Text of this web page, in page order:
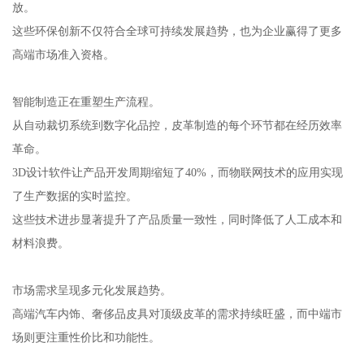
放。
这些环保创新不仅符合全球可持续发展趋势，也为企业赢得了更多
高端市场准入资格。
智能制造正在重塑生产流程。
从自动裁切系统到数字化品控，皮革制造的每个环节都在经历效率
革命。
3D设计软件让产品开发周期缩短了40%，而物联网技术的应用实现
了生产数据的实时监控。
这些技术进步显著提升了产品质量一致性，同时降低了人工成本和
材料浪费。
市场需求呈现多元化发展趋势。
高端汽车内饰、奢侈品皮具对顶级皮革的需求持续旺盛，而中端市
场则更注重性价比和功能性。